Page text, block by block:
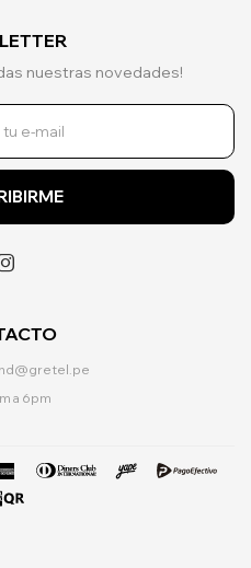
a 6pm
nuestras novedades!